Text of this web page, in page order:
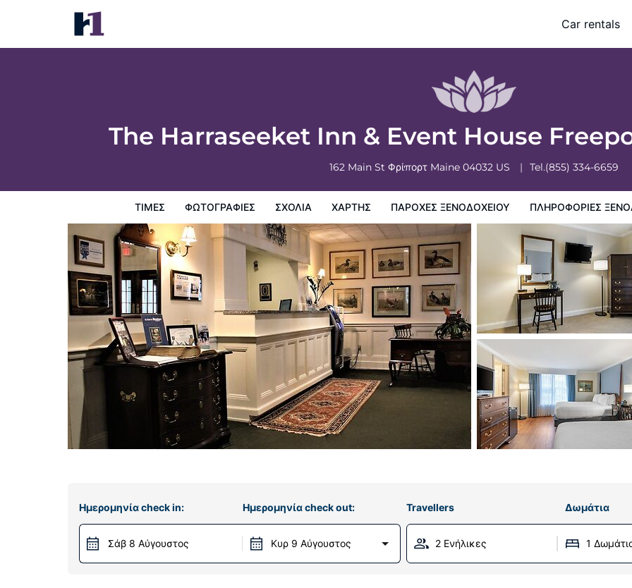
Car rentals
The Harraseeket Inn & Event House
162 Main St Φρίπορτ Maine 04032 US Tel.(855) 334-6659
ΤΙΜΈΣ ΦΩΤΟΓΡΑΦΊΕΣ ΣΧΌΛΙΑ ΧΆΡΤΗΣ ΠΑΡΟΧΕΣ ΞΕΝΟΔΟΧΕΙΟΥ ΠΛΗΡΟΦΟΡΊΕΣ
The Harraseeket Inn & Event House Freeport Downtown
Τιμές Πολιτικη ξενοδοχείων
Ημερομηνία check in:
Σάβ 8 Αύγουστος
Ημερομηνία check out:
Κυρ 9 Αύγουστος
Travellers Δωμάτια
2 Ενήλικες 1